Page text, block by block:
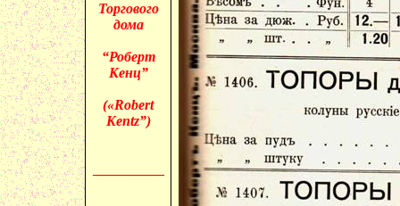
Торгового
дома
“Роберт
Кенц”
(«Robert
Kentz”)